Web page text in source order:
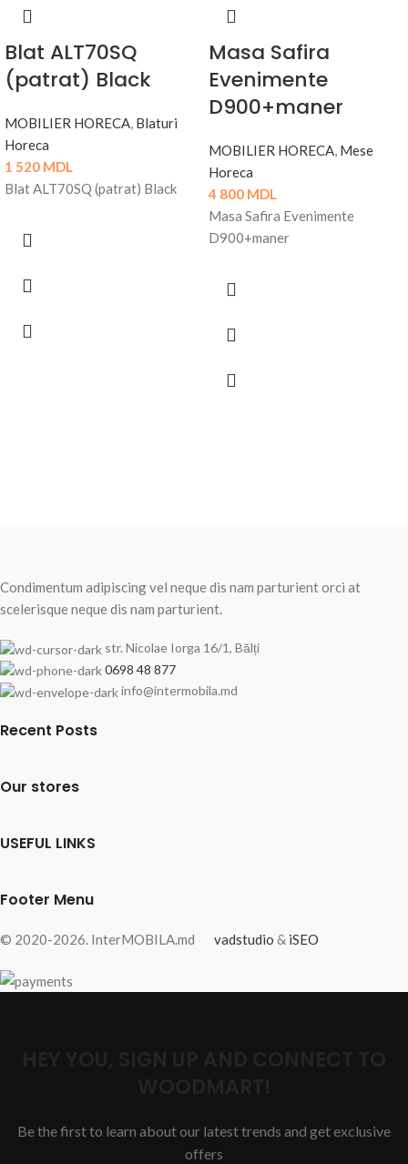
Blat ALT70SQ
(patrat) Black
MOBILIER HORECA, Blaturi
Horeca
1 520 MDL
Blat ALT70SQ (patrat) Black
Masa Safira
Evenimente
D900+maner
MOBILIER HORECA, Mese
Horeca
4 800 MDL
Masa Safira Evenimente
D900+maner
Condimentum adipiscing vel neque dis nam parturient orci at
scelerisque neque dis nam parturient.
str. Nicolae Iorga 16/1, Bălți
0698 48 877
info@intermobila.md
Recent Posts
Our stores
USEFUL LINKS
Footer Menu
© 2020-2026. InterMOBILA.md vadstudio & iSEO
Be the first to learn about our latest trends and get exclusive
offers